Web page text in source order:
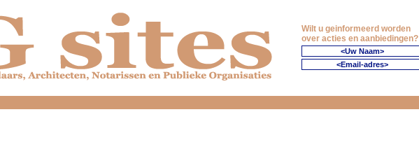
Wilt u geinformeerd worden
over acties en aanbiedingen?